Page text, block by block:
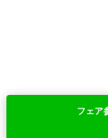
フェア